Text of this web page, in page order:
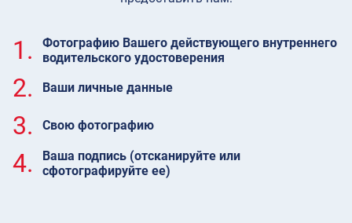
1.
Фотографию Вашего действующего внутреннего
водительского удостоверения
2. Ваши личные данные
3. Свою фотографию
4.
Ваша подпись (отсканируйте или
сфотографируйте ее)